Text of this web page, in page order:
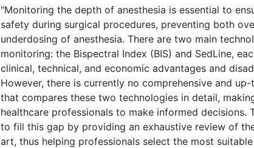
"Monitoring the depth of anesthesia is essential to
safety during surgical procedures, preventing both
underdosing of anesthesia. There are two main
monitoring: the Bispectral Index (BIS) and SedLine,
clinical, technical, and economic advantages and
However, there is currently no comprehensive and
that compares these two technologies in detail,
healthcare professionals to make informed decisions.
to fill this gap by providing an exhaustive review of
art, thus helping professionals select the most